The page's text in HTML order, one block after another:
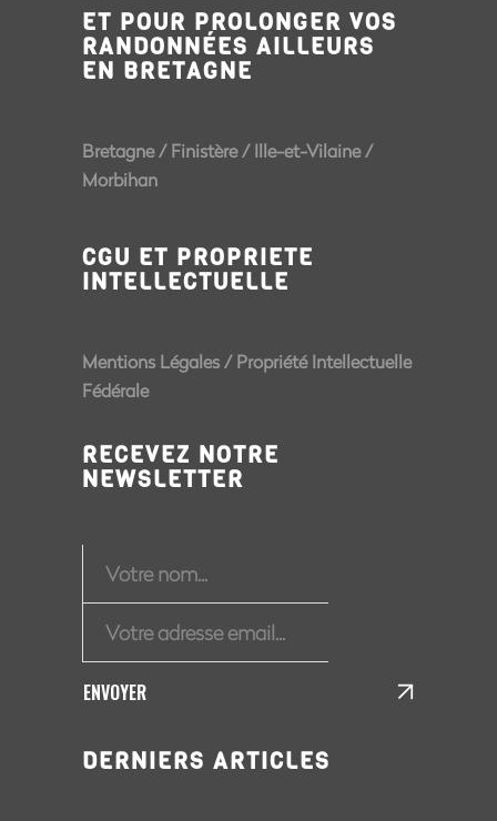
ET POUR PROLONGER VOS
RANDONNÉES AILLEURS
EN BRETAGNE
Bretagne/Finistère/Ille-et-Vilaine/
Morbihan
CGU ET PROPRIETE
INTELLECTUELLE
Mentions Légales/Propriété Intellectuelle
Fédérale
RECEVEZ NOTRE
NEWSLETTER
ENVOYER
DERNIERS ARTICLES